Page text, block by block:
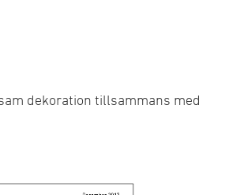
dekoration tillsammans med